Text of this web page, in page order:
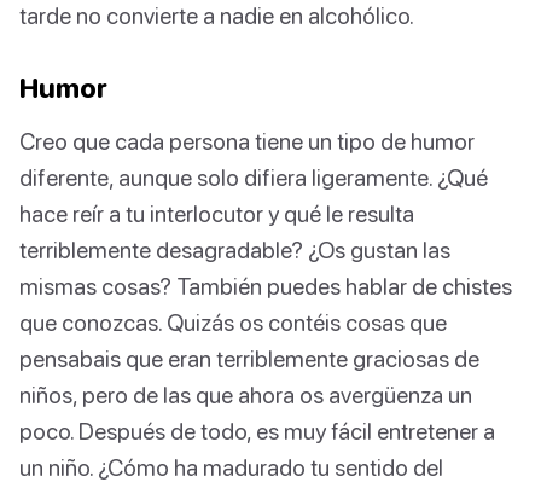
tarde no convierte a nadie en alcohólico.
Humor
Creo que cada persona tiene un tipo de humor
diferente, aunque solo difiera ligeramente. ¿Qué
hace reír a tu interlocutor y qué le resulta
terriblemente desagradable? ¿Os gustan las
mismas cosas? También puedes hablar de chistes
que conozcas. Quizás os contéis cosas que
pensabais que eran terriblemente graciosas de
niños, pero de las que ahora os avergüenza un
poco. Después de todo, es muy fácil entretener a
un niño. ¿Cómo ha madurado tu sentido del